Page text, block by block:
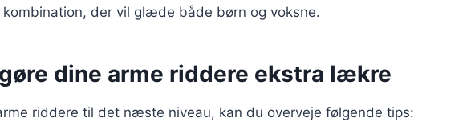
der vil glæde både børn og voksne.
dine arme riddere ekstra lækre
riddere til det næste niveau, kan du overveje følgende tips: